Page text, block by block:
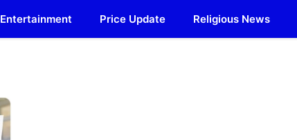
Entertainment Price Update Religious News